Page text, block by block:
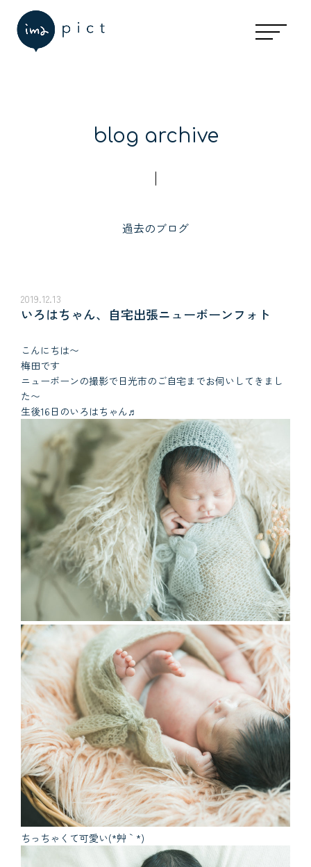
blog archive
過去のブログ
2019.12.13
いろはちゃん、自宅出張ニューボーンフォト
こんにちは〜
梅田です
ニューボーンの撮影で日光市のご自宅までお伺いしてきまし
た〜
生後16日のいろはちゃん♬
ちっちゃくて可愛い(*´艸｀*)